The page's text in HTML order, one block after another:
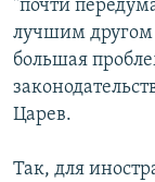
"почти
лучшим другом
большая
Царев.
Так, для